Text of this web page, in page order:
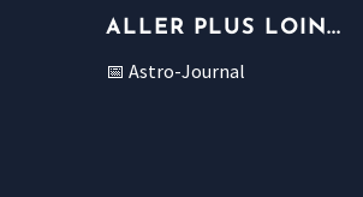
ALLER PLUS LOIN...
📅 Astro-Journal